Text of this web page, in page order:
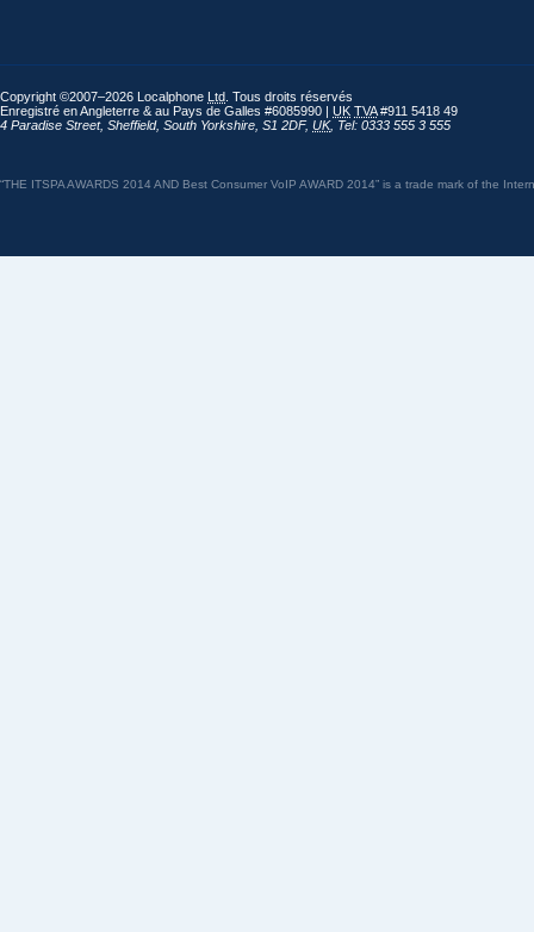
Copyright ©2007–2026 Localphone Ltd . Tous droits réservés
Enregistré en Angleterre & au Pays de Galles #6085990 | UK TVA#911 5418 49
4 Paradise Street, Sheffield, South Yorkshire S1 2DF, UK, Tel: 0333 555 3 555
“THE ITSPA AWARDS 2014 AND Best Consumer VoIP AWARD 2014” is a trade mark of the